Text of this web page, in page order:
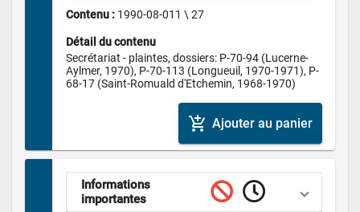
Contenu : 1990-08-011 \ 27
Détail du contenu
Secrétariat - plaintes, dossiers: P-70-94 (Lucerne-
Aylmer, 1970), P-70-113 (Longueuil, 1970-1971), P-
68-17 (Saint-Romuald d'Etchemin, 1968-1970)
add_shopping_cart Ajouter au panier
Informations
importantes